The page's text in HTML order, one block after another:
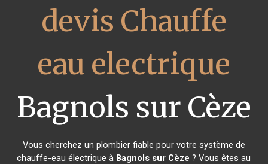
devis Chauffe
eau electrique
Bagnols sur Cèze
Vous cherchez un plombier fiable pour votre système de
chauffe-eau électrique à Bagnols sur Cèze ? Vous êtes au